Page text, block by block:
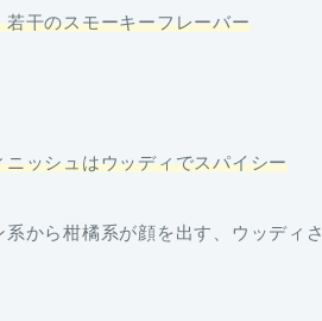
干のスモーキーフレーバー
ッシュはウッディでスパイシー
系から柑橘系が顔を出す、 ウッディさ